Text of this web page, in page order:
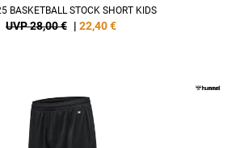
BASKETBALL STOCK SHORT KIDS
UVP 28,00 € | 22,40€